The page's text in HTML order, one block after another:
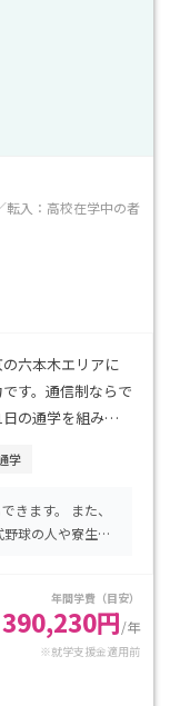
入：高校在学中の者
六本木エリアに
す。通信制ならで
の通学を組み合
円と明瞭で、就
自宅学習を基本に
ポートを希望す
学
。 また、
年間学費（目安）
390,230円/年
※就学支援金適用前